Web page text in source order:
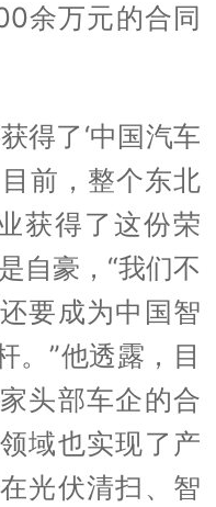
余万元的合同
得了‘中国汽车
前，整个东北
获得了这份荣
自豪，“我们不
要成为中国智
。”他透露，目
头部车企的合
域也实现了产
光伏清扫、智